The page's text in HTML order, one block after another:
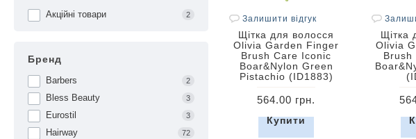
Акційні товари 2
Бренд
Barbers 2
Bless Beauty 3
Eurostil 3
Hairway 72
Залишити відгук
Щітка для волосся
Olivia Garden Finger
Brush Care Iconic
Boar&Nylon Green
Pistachio (ID1883)
564.00 грн.
Купити
Щітка
Olivia
Brush